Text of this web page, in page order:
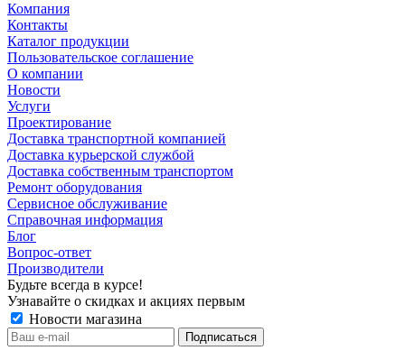
Компания
Контакты
Каталог продукции
Пользовательское соглашение
О компании
Новости
Услуги
Проектирование
Доставка транспортной компанией
Доставка курьерской службой
Доставка собственным транспортом
Ремонт оборудования
Сервисное обслуживание
Справочная информация
Блог
Вопрос-ответ
Производители
Будьте всегда в курсе!
Узнавайте о скидках и акциях первым
Новости магазина